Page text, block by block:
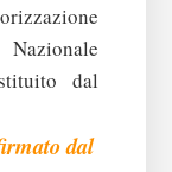
Nazionale
dal
dal